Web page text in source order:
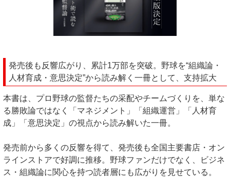
発売後も反響広がり、累計1万部を突破。野球を“組織論・
人材育成・意思決定”から読み解く一冊として、支持拡大
本書は、プロ野球の監督たちの采配やチームづくりを、単な
る勝敗論ではなく「マネジメント」「組織運営」「人材育
成」「意思決定」の視点から読み解いた一冊。
発売前から多くの反響を得て、発売後も全国主要書店・オン
ラインストアで好調に推移。野球ファンだけでなく、ビジネ
ス・組織論に関心を持つ読者層にも広がりを見せている。